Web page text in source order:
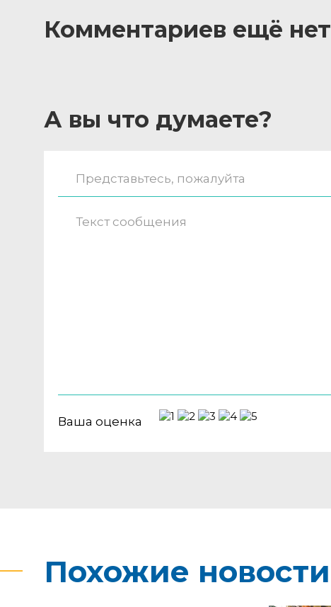
Комментариев ещё нет
А вы что думаете?
Ваша оценка
Похожие новости